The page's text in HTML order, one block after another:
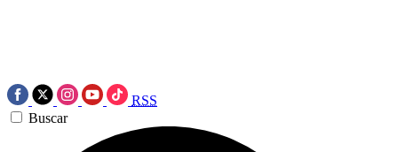
RSS
Buscar